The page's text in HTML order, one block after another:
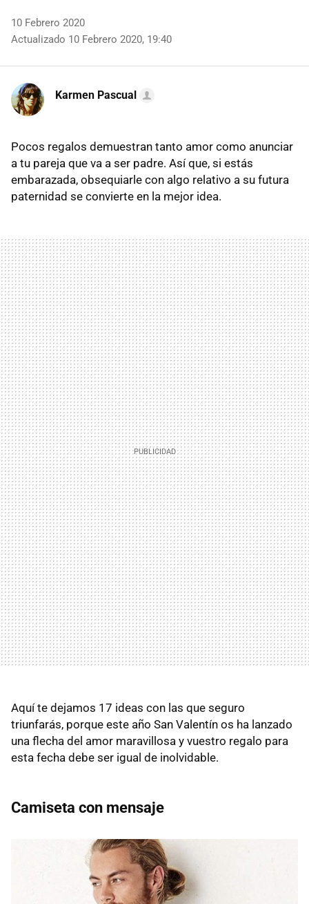
10 Febrero 2020
Actualizado 10 Febrero 2020, 19:40
Karmen Pascual
Pocos regalos demuestran tanto amor como anunciar
a tu pareja que va a ser padre. Así que, si estás
embarazada, obsequiarle con algo relativo a su futura
paternidad se convierte en la mejor idea.
Aquí te dejamos 17 ideas con las que seguro
triunfarás, porque este año San Valentín os ha lanzado
una flecha del amor maravillosa y vuestro regalo para
esta fecha debe ser igual de inolvidable.
Camiseta con mensaje